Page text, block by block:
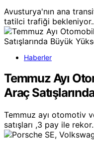
Avusturya'nın ana
tatilci trafiği
Haberler
Temmuz Ayı
Araç
Temmuz ayı otomotiv
satışları ,3 pay ile